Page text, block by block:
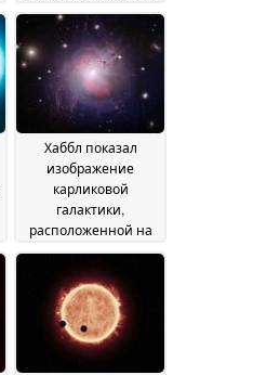
2026
Хаббл показал
изображение
карликовой
галактики,
расположенной на
расстоянии 23
миллионов световых
лет от нас02 June 2026